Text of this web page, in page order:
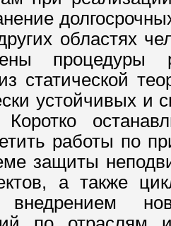
областях
процедуры
статической
устойчивых и
Коротко
работы по
защиты
а также